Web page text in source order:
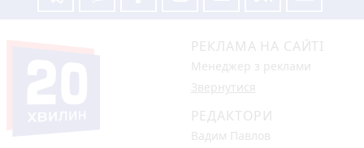
РЕКЛАМА НА САЙТІ
Менеджер з реклами
Звернутися
РЕДАКТОРИ
Вадим Павлов